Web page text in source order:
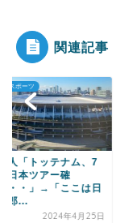
Powered by
関連記事
スポーツ
人「トッテナム、7
日本ツアー確
・・」→「ここは日
郎...
2024年4月25日